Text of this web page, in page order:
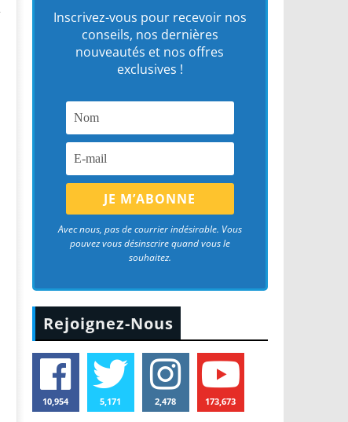
Inscrivez-vous pour recevoir nos
conseils, nos dernières
nouveautés et nos offres
exclusives !
Avec nous, pas de courrier indésirable. Vous
pouvez vous désinscrire quand vous le
souhaitez.
Rejoignez-Nous
10,954 5,171 2,478 173,673